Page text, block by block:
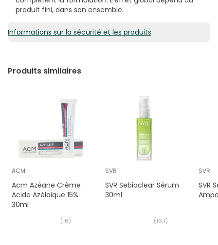
produit fini, dans son ensemble.
Informations sur la sécurité et les produits
Produits similaires
ACM
Acm Azéane Crème
Acide Azélaique 15%
30ml
(16)
SVR
SVR Sebiaclear Sérum
30ml
(163)
SVR
SVR